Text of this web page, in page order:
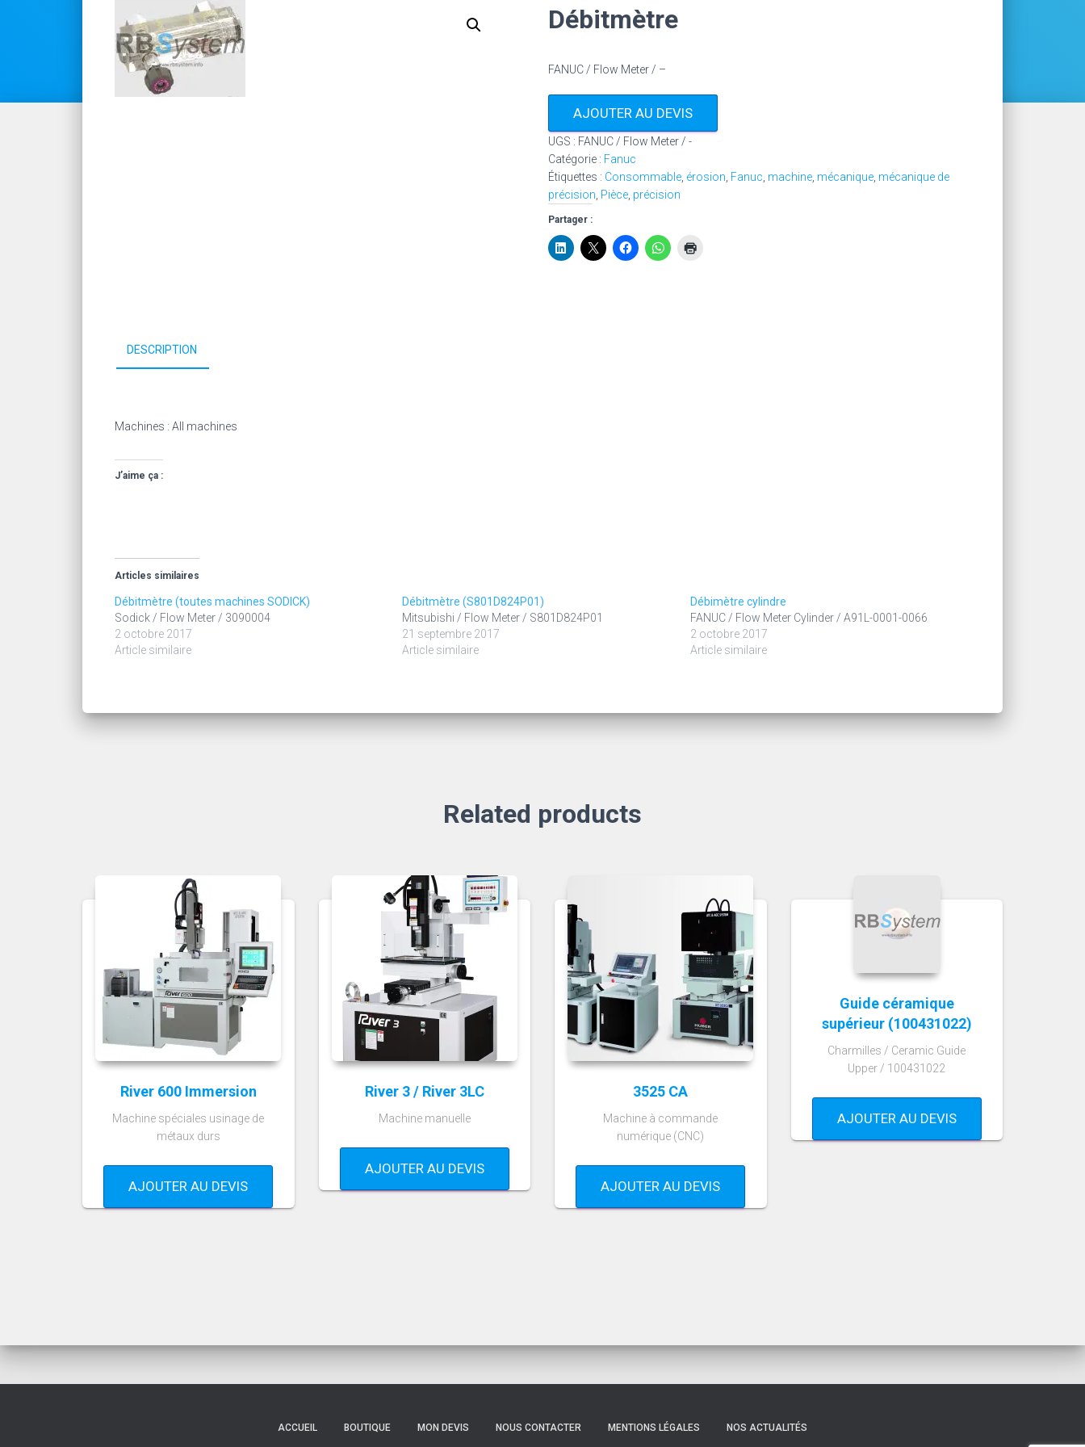
Débitmètre
FANUC / Flow Meter / –
AJOUTER AU DEVIS
UGS : FANUC / Flow Meter / -
Catégorie : Fanuc
Étiquettes : Consommable érosion Fanuc machine mécanique mécanique de
précision Pièce précision
Partager :
DESCRIPTION
Machines : All machines
J’aime ça :
Articles similaires
Débitmètre (toutes machines SODICK)
Sodick / Flow Meter / 3090004
2 octobre 2017
Article similaire
Débitmètre (S801D824P01)
Mitsubishi / Flow Meter / S801D824P01
21 septembre 2017
Article similaire
Débimètre cylindre
FANUC / Flow Meter Cylinder / A91L-0001-0066
2 octobre 2017
Article similaire
Related products
River 600 Immersion
Machine spéciales usinage de
métaux durs
AJOUTER AU DEVIS
River 3 / River 3LC
Machine manuelle
AJOUTER AU DEVIS
3525 CA
Machine à commande
numérique (CNC)
AJOUTER AU DEVIS
Guide céramique
supérieur (100431022)
Charmilles / Ceramic Guide
Upper / 100431022
AJOUTER AU DEVIS
ACCUEIL BOUTIQUE MON DEVIS NOUS CONTACTER MENTIONS LÉGALES NOS ACTUALITÉS